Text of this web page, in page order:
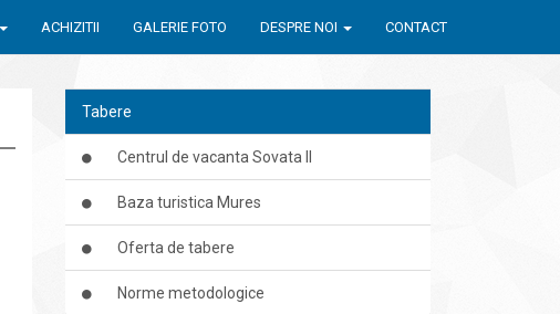
ACHIZITII GALERIE FOTO DESPRE NOI CONTACT
Tabere
Centrul de vacanta Sovata II
Baza turistica Mures
Oferta de tabere
Norme metodologice